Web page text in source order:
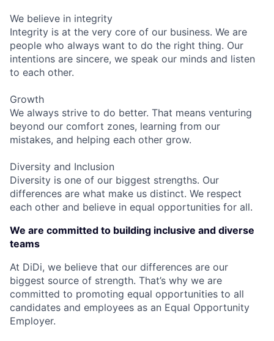
We believe in integrity
Integrity is at the very core of our business. We are
people who always want to do the right thing. Our
intentions are sincere, we speak our minds and listen
to each other.
Growth
We always strive to do better. That means venturing
beyond our comfort zones, learning from our
mistakes, and helping each other grow.
Diversity and Inclusion
Diversity is one of our biggest strengths. Our
differences are what make us distinct. We respect
each other and believe in equal opportunities for all.
We are committed to building inclusive and diverse
teams
At DiDi, we believe that our differences are our
biggest source of strength. That’s why we are
committed to promoting equal opportunities to all
candidates and employees as an Equal Opportunity
Employer.